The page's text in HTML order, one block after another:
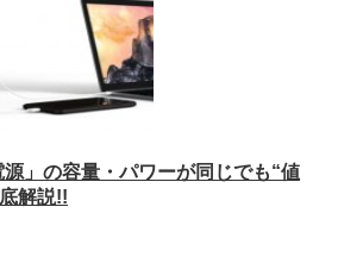
」の容量・パワーが同じでも“値
解説!!